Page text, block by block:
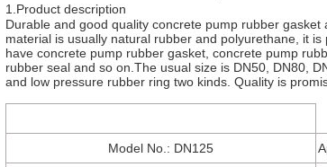
1.Product description
Durable and good quality concrete pump rubber
material is usually natural rubber and polyurethane, it is
have concrete pump rubber gasket, concrete pump
rubber seal and so on. The usual size is DN50, DN80,
and low pressure rubber ring two kinds. Quality is
Model No.: DN125